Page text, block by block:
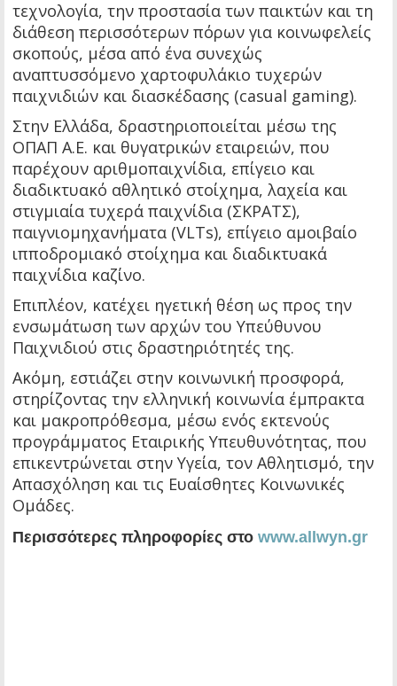
τεχνολογία, την προστασία των παικτών και τη
διάθεση περισσότερων πόρων για κοινωφελείς
σκοπούς, μέσα από ένα συνεχώς
αναπτυσσόμενο χαρτοφυλάκιο τυχερών
παιχνιδιών και διασκέδασης (casual gaming).
Στην Ελλάδα, δραστηριοποιείται μέσω της
ΟΠΑΠ Α.Ε. και θυγατρικών εταιρειών, που
παρέχουν αριθμοπαιχνίδια, επίγειο και
διαδικτυακό αθλητικό στοίχημα, λαχεία και
στιγμιαία τυχερά παιχνίδια (ΣΚΡΑΤΣ),
παιγνιομηχανήματα (VLTs), επίγειο αμοιβαίο
ιπποδρομιακό στοίχημα και διαδικτυακά
παιχνίδια καζίνο.
Επιπλέον, κατέχει ηγετική θέση ως προς την
ενσωμάτωση των αρχών του Υπεύθυνου
Παιχνιδιού στις δραστηριότητές της.
Ακόμη, εστιάζει στην κοινωνική προσφορά,
στηρίζοντας την ελληνική κοινωνία έμπρακτα
και μακροπρόθεσμα, μέσω ενός εκτενούς
προγράμματος Εταιρικής Υπευθυνότητας, που
επικεντρώνεται στην Υγεία, τον Αθλητισμό, την
Απασχόληση και τις Ευαίσθητες Κοινωνικές
Ομάδες.
Περισσότερες πληροφορίες στο www.allwyn.gr